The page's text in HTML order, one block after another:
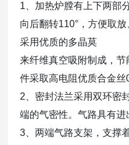
1、加热炉膛有上下两部
向后翻转110°，方便取
采用优质的多晶莫
来纤维真空吸附制成，
件采取高电阻优质合金丝
2、密封法兰采用双环密
端的气密性。气路具有进
3、两端气路支架，支撑